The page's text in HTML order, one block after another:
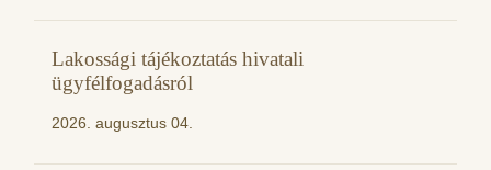
Lakossági tájékoztatás hivatali
ügyfélfogadásról
2026. augusztus 04.